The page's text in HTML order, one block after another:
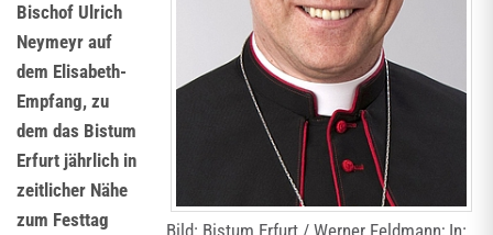
Bild: Bistum Erfurt / Werner Feldmann; In:
Bischof Ulrich
Neymeyr auf
dem Elisabeth-
Empfang, zu
dem das Bistum
Erfurt jährlich in
zeitlicher Nähe
zum Festtag